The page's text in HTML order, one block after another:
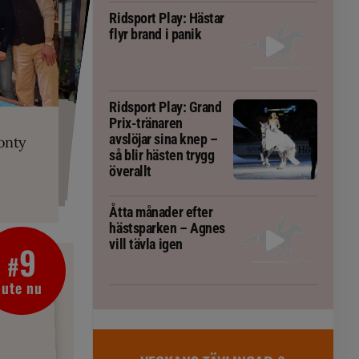
är allt
fång
blivit
tränaren
#9
ute nu
Ridsport Play: Hästar
flyr brand i panik
Ridsport Play: Grand
Prix-tränaren
avslöjar sina knep –
så blir hästen trygg
överallt
Åtta månader efter
hästsparken – Agnes
vill tävla igen